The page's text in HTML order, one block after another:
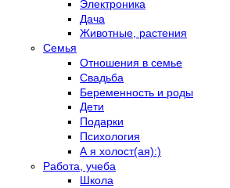
Электроника
Дача
Животные, растения
Семья
Отношения в семье
Свадьба
Беременность и роды
Дети
Подарки
Психология
А я холост(ая):)
Работа, учеба
Школа